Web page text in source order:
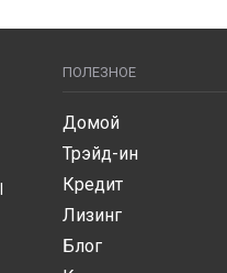
ПОЛЕЗНОЕ
Домой
Трэйд-ин
Кредит
Лизинг
Блог